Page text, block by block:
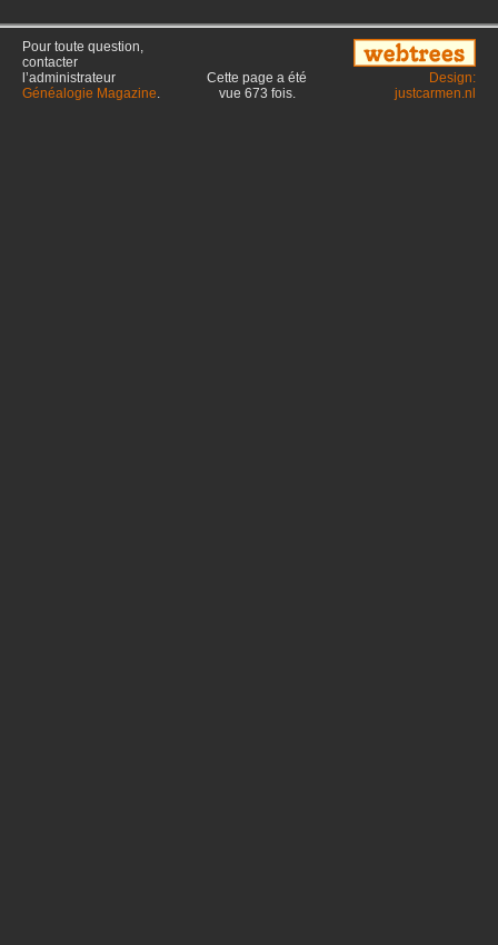
Pour toute question,
contacter
l’administrateur
Généalogie Magazine.
Cette page a été
vue 673 fois.
Design:
justcarmen.nl